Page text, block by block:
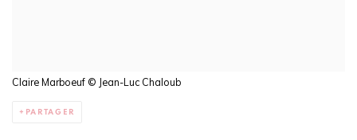
Claire Marboeuf © Jean-Luc Chaloub
PARTAGER